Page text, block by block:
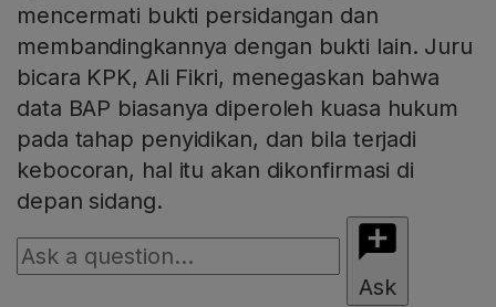
mencermati bukti persidangan dan
membandingkannya dengan bukti lain. Juru
bicara KPK, Ali Fikri, menegaskan bahwa
data BAP biasanya diperoleh kuasa hukum
pada tahap penyidikan, dan bila terjadi
kebocoran, hal itu akan dikonfirmasi di
depan sidang.
Ask